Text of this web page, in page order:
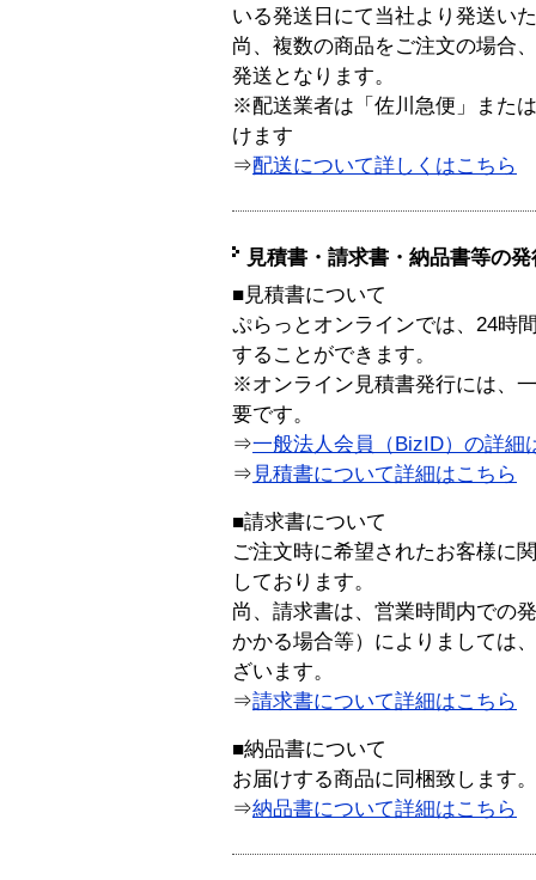
いる発送日にて当社より発送い
尚、複数の商品をご注文の場合
発送となります。
※配送業者は「佐川急便」また
けます
⇒配送について詳しくはこちら
見積書・請求書・納品書等の
■見積書について
ぷらっとオンラインでは、24時
することができます。
※オンライン見積書発行には、
要です。
⇒一般法人会員（BizID）の詳細
⇒ 見積書について詳細はこちら
■請求書について
ご注文時に希望されたお客様に
しております。
尚、請求書は、営業時間内での
かかる場合等）によりましては
ざいます。
⇒請求書について詳細はこちら
■納品書について
お届けする商品に同梱致します。
⇒納品書について詳細はこちら